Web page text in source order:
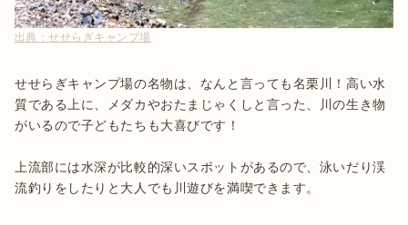
出典：せせらぎキャンプ場
せせらぎキャンプ場の名物は、なんと言っても名栗川！高い水
質である上に、メダカやおたまじゃくしと言った、川の生き物
がいるので子どもたちも大喜びです！
上流部には水深が比較的深いスポットがあるので、泳いだり渓
流釣りをしたりと大人でも川遊びを満喫できます。